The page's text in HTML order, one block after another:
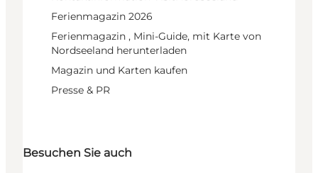
Ferienmagazin 2026
Ferienmagazin , Mini-Guide, mit Karte von
Nordseeland herunterladen
Magazin und Karten kaufen
Presse & PR
Besuchen Sie auch